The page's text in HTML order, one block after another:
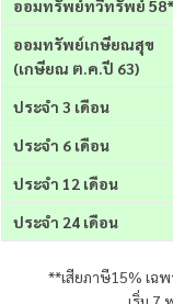
ออมทรัพย์ทวีทรัพย์ 58*
ออมทรัพย์เกษียณ
(เกษียณ ต.ค.ปี 63)
ประจำ 3 เดือน
ประจำ 6 เดือน
ประจำ 12 เดือน
ประจำ 24 เดือน
**เสียภาษี15% เฉ